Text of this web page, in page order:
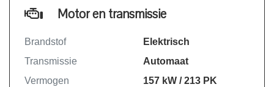
Motor en transmissie
Brandstof
Elektrisch
Transmissie
Automaat
Vermogen
157 kW / 213 PK